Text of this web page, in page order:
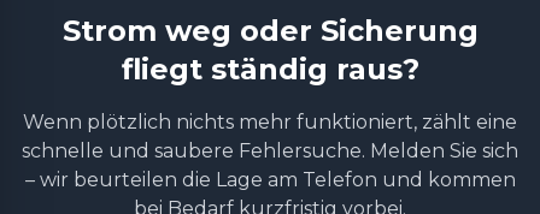
Strom weg oder Sicherung
fliegt ständig raus?
Wenn plötzlich nichts mehr funktioniert, zählt eine
schnelle und saubere Fehlersuche. Melden Sie sich
– wir beurteilen die Lage am Telefon und kommen
bei Bedarf kurzfristig vorbei.